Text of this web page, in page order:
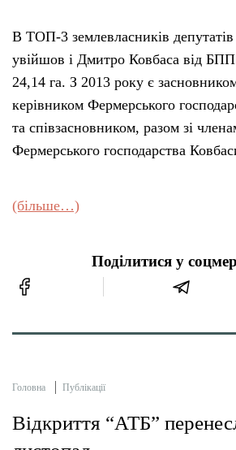
В ТОП-3 землевласників
увійшов і Дмитро Ковбаса від БПП
24,14 га. З 2013 року є
керівником Фермерського
та співзасновником, разом зі
Фермерського господарства
(більше…)
Поділитися у
Головна Публікації
Відкриття “АТБ”